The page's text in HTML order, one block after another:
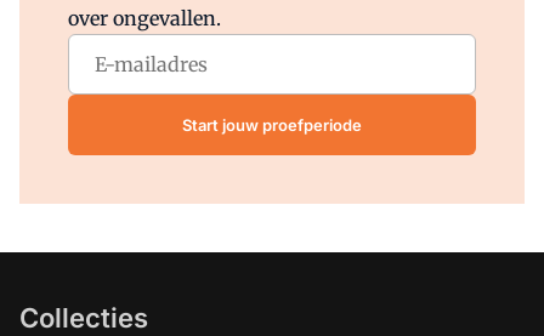
over ongevallen.
Start jouw proefperiode
Collecties